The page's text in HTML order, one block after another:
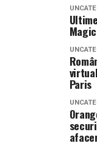
Indiferent de
ideal să
inspirate din
de la
ingredientele
pot exista în
Paris